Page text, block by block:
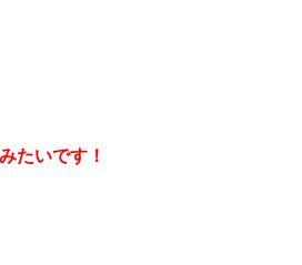
たいです！